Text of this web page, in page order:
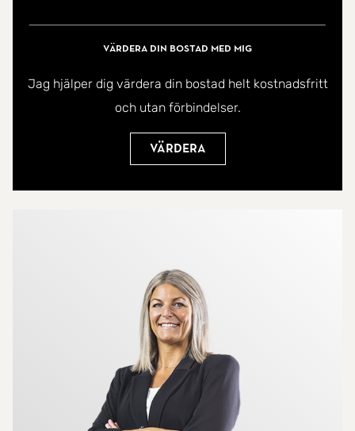
Värdera din bostad med mig
Jag hjälper dig värdera din bostad helt kostnadsfritt
och utan förbindelser.
Värdera